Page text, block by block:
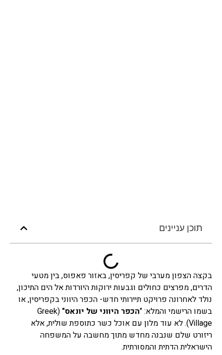
תוכן עניינים
בקצה הצפון מערבי של קפריסין, באזור פאפוס, בין מטעי
הדרים, מפרצים כחולים וגבעות ירוקות היורדות אל הים התיכון,
נולד לאחרונה פרויקט תיירותי חדש- הכפר היווני בקפריסין, או
בשמו הרישמי והמלא: "הכפר היוונישל יונאס" (Greek
Village). לא עוד מלון עם אוכל כשר כתוספת שולית, אלא
ריזורט שלם שנבנה מחדש מתוך מחשבה על המשפחה
הישראלית הדתית והמסורתית.